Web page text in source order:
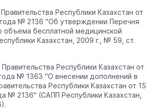
Республики Казахстан от
№ 2136 "Об утверждении Перечня
объема бесплатной медицинской
Казахстан, 2009 г., № 59, ст.
Республики Казахстан от
№ 1363 "О внесении дополнений в
Республики Казахстан от 15
№ 2136" (САПП Республики Казахстан,